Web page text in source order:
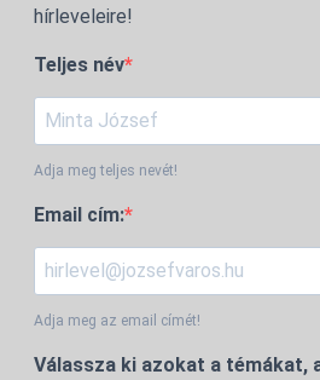
hírleveleire!
Teljes név
Adja meg teljes nevét!
Email cím:
Adja meg az email címét!
Válassza ki azokat a témákat,